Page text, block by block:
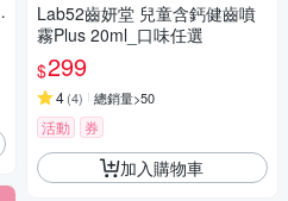
Lab52齒妍堂 兒童含鈣健齒噴
霧Plus 20ml_口味任選
$299
4(4) 總銷量>50
活動 券
加入購物車